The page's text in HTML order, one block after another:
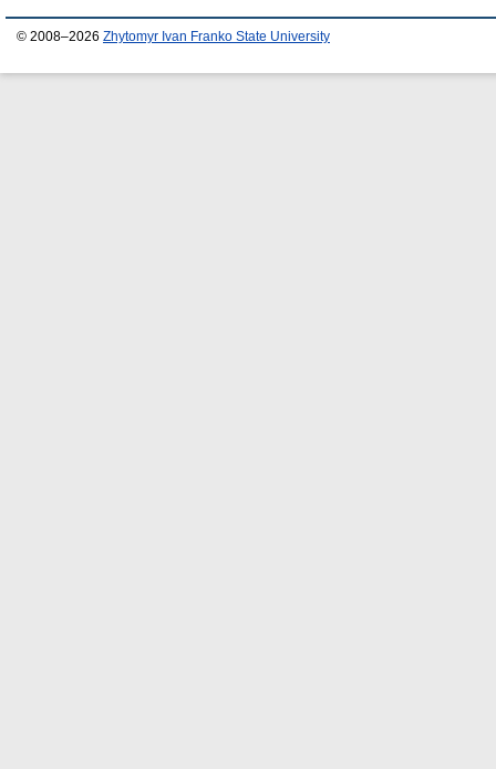
© 2008–2026 Zhytomyr Ivan Franko State University